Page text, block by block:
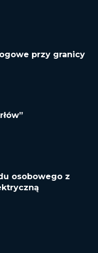
przy granicy
osobowego z